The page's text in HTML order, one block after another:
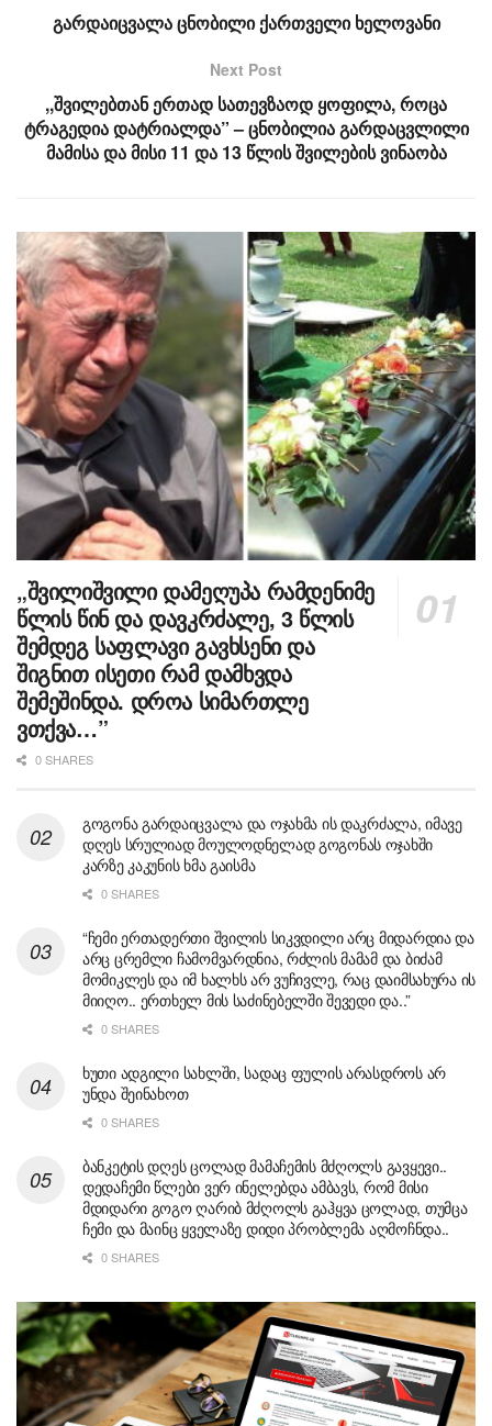
გარდაიცვალა ცნობილი ქართველი ხელოვანი
Next Post
,,შვილებთან ერთად სათევზაოდ ყოფილა, როცა
ტრაგედია დატრიალდა” – ცნობილია გარდაცვლილი
მამისა და მისი 11 და 13 წლის შვილების ვინაობა
„შვილიშვილი დამეღუპა რამდენიმე
წლის წინ და დავკრძალე, 3 წლის
შემდეგ საფლავი გავხსენი და
შიგნით ისეთი რამ დამხვდა
შემეშინდა. დროა სიმართლე
ვთქვა…”
0 SHARES
გოგონა გარდაიცვალა და ოჯახმა ის დაკრძალა, იმავე
დღეს სრულიად მოულოდნელად გოგონას ოჯახში
კარზე კაკუნის ხმა გაისმა
0 SHARES
“ჩემი ერთადერთი შვილის სიკვდილი არც მიდარდია და
არც ცრემლი ჩამომვარდნია, რძლის მამამ და ბიძამ
მომიკლეს და იმ ხალხს არ ვუჩივლე, რაც დაიმსახურა ის
მიიღო.. ერთხელ მის საძინებელში შევედი და..”
0 SHARES
ხუთი ადგილი სახლში, სადაც ფულის არასდროს არ
უნდა შეინახოთ
0 SHARES
ბანკეტის დღეს ცოლად მამაჩემის მძღოლს გავყევი..
დედაჩემი წლები ვერ ინელებდა ამბავს, რომ მისი
მდიდარი გოგო ღარიბ მძღოლს გაჰყვა ცოლად, თუმცა
ჩემი და მაინც ყველაზე დიდი პრობლემა აღმოჩნდა..
0 SHARES